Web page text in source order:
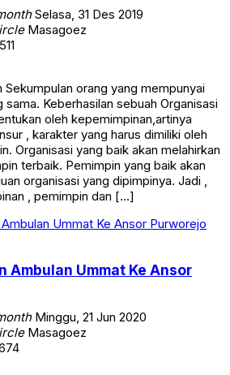
Selasa, 31 Des 2019
Masagoez
Sekumpulan orang yang mempunyai
sama. Keberhasilan sebuah Organisasi
oleh kepemimpinan,artinya
, karakter yang harus dimiliki oleh
Organisasi yang baik akan melahirkan
terbaik. Pemimpin yang baik akan
organisasi yang dipimpinya. Jadi ,
, pemimpin dan […]
Ambulan Ummat Ke Ansor
Minggu, 21 Jun 2020
Masagoez